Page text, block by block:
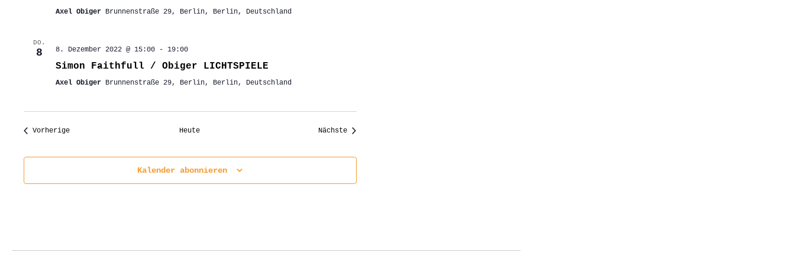
Axel Obiger Brunnenstraße 29, Berlin, Berlin, Deutschland
DO.
8 8. Dezember 2022 @ 15:00- 19:00
Simon Faithfull / Obiger LICHTSPIELE
Axel Obiger Brunnenstraße 29, Berlin, Berlin, Deutschland
VorherigeVeranstaltungen Heute NächsteVeranstaltungen
Kalender abonnieren